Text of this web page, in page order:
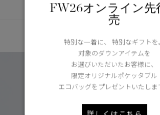
DETAIL
FW26オンライン先
売
特別な一着に、 特別なギフトを
対象のダウンアイテムを
お選びいただいたお客様に、
限定オリジナルポケッタブル
エコバッグをプレゼントいたしま